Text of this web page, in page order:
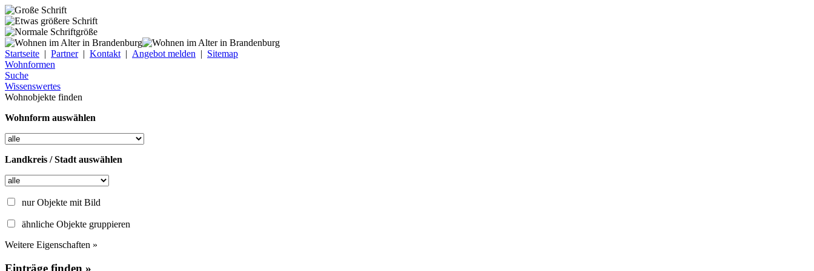
Startseite | Partner| Kontakt | Angebot melden | Sitemap
Wohnformen
Suche
Wissenswertes
Wohnobjekte finden
Wohnform auswählen
Landkreis / Stadt auswählen
nur Objekte mit Bild
ähnliche Objekte gruppieren
Weitere Eigenschaften »
Einträge finden »